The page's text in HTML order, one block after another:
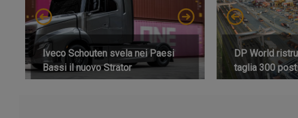
Iveco Schouten svela nei Paesi
Bassi il nuovo Strator
DP World
taglia 300